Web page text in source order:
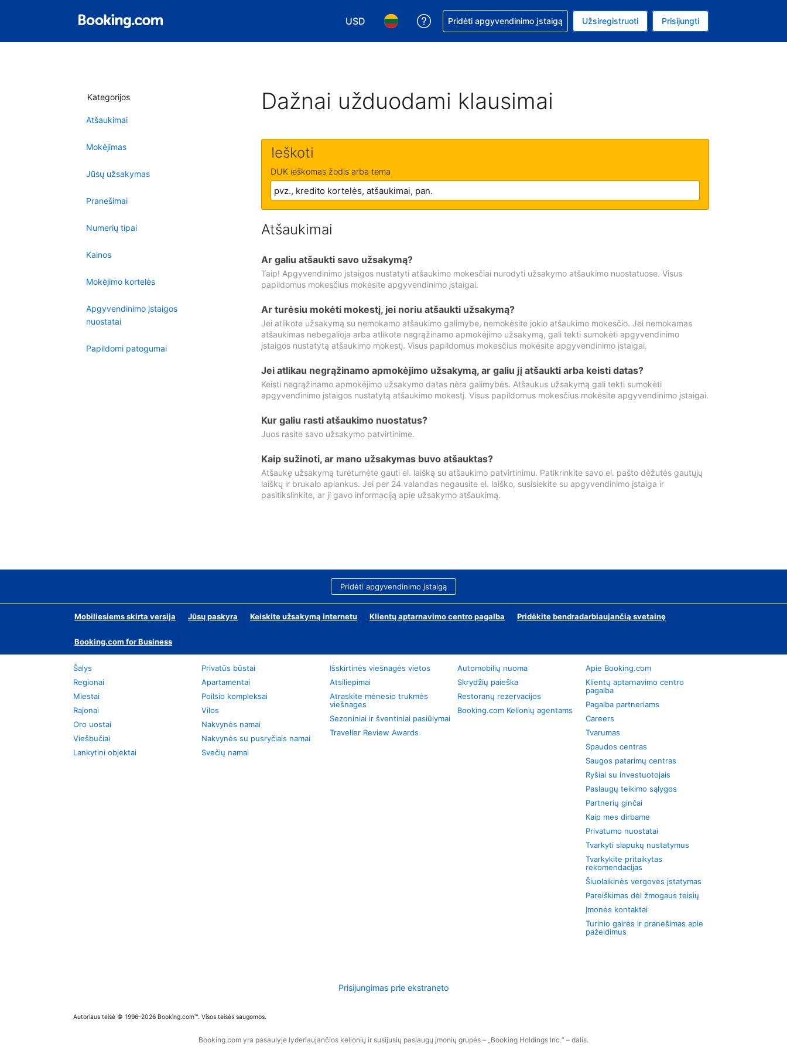
USD
Pasirinkite valiutą. Jūsų pasirinkta valiuta: Jungtinių Valstijų doleris
Pasirinkite kalbą. Jūsų pasirinkta kalba: Lietuvių
Pagalba dėl užsakymo
Pridėti apgyvendinimo įstaigą Užsiregistruoti Prisijungti
Kategorijos
Atšaukimai
Mokėjimas
Jūsų užsakymas
Pranešimai
Numerių tipai
Kainos
Mokėjimo kortelės
Apgyvendinimo įstaigos
nuostatai
Papildomi patogumai
Dažnai užduodami klausimai
Ieškoti
DUK ieškomas žodis arba tema
Atšaukimai
Ar galiu atšaukti savo užsakymą?
Taip! Apgyvendinimo įstaigos nustatyti atšaukimo mokesčiai nurodyti užsakymo atšaukimo nuostatuose. Visus
papildomus mokesčius mokėsite apgyvendinimo įstaigai.
Ar turėsiu mokėti mokestį, jei noriu atšaukti užsakymą?
Jei atlikote užsakymą su nemokamo atšaukimo galimybe, nemokėsite jokio atšaukimo mokesčio. Jei nemokamas
atšaukimas nebegalioja arba atlikote negrąžinamo apmokėjimo užsakymą, gali tekti sumokėti apgyvendinimo
įstaigos nustatytą atšaukimo mokestį. Visus papildomus mokesčius mokėsite apgyvendinimo įstaigai.
Jei atlikau negrąžinamo apmokėjimo užsakymą, ar galiu jį atšaukti arba keisti datas?
Keisti negrąžinamo apmokėjimo užsakymo datas nėra galimybės. Atšaukus užsakymą gali tekti sumokėti
apgyvendinimo įstaigos nustatytą atšaukimo mokestį. Visus papildomus mokesčius mokėsite apgyvendinimo įstaigai.
Kur galiu rasti atšaukimo nuostatus?
Juos rasite savo užsakymo patvirtinime.
Kaip sužinoti, ar mano užsakymas buvo atšauktas?
Atšaukę užsakymą turėtumėte gauti el. laišką su atšaukimo patvirtinimu. Patikrinkite savo el. pašto dėžutės gautųjų
laiškų ir brukalo aplankus. Jei per 24 valandas negausite el. laiško, susisiekite su apgyvendinimo įstaiga ir
pasitikslinkite, ar ji gavo informaciją apie užsakymo atšaukimą.
Pridėti apgyvendinimo įstaigą
Mobiliesiems skirta versija Jūsų paskyra Keiskite užsakymą internetu Klientų aptarnavimo centro pagalba Pridėkite bendradarbiaujančią svetainę
Booking.com for Business
Šalys
Regionai
Miestai
Rajonai
Oro uostai
Viešbučiai
Lankytini objektai
Privatūs būstai
Apartamentai
Poilsio kompleksai
Vilos
Nakvynės namai
Nakvynės su pusryčiais namai
Svečių namai
Išskirtinės viešnagės vietos
Atsiliepimai
Atraskite mėnesio trukmės
viešnages
Sezoniniai ir šventiniai pasiūlymai
Traveller Review Awards
Automobilių nuoma
Skrydžių paieška
Restoranų rezervacijos
Booking.com Kelionių agentams
Apie Booking.com
Klientų aptarnavimo centro
pagalba
Pagalba partneriams
Careers
Tvarumas
Spaudos centras
Saugos patarimų centras
Ryšiai su investuotojais
Paslaugų teikimo sąlygos
Partnerių ginčai
Kaip mes dirbame
Privatumo nuostatai
Tvarkyti slapukų nustatymus
Tvarkykite pritaikytas
rekomendacijas
Šiuolaikinės vergovės įstatymas
Pareiškimas dėl žmogaus teisių
Įmonės kontaktai
Turinio gairės ir pranešimas apie
pažeidimus
Prisijungimas prie ekstraneto
Autoriaus teisė © 1996–2026 Booking.com™. Visos teisės saugomos.
Booking.com yra pasaulyje lyderiaujančios kelionių ir susijusių paslaugų įmonių grupės – „Booking Holdings Inc.“ – dalis.